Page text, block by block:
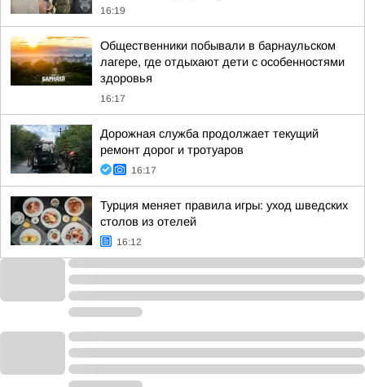
16:19
Общественники побывали в барнаульском
лагере, где отдыхают дети с особенностями
здоровья
16:17
Дорожная служба продолжает текущий
ремонт дорог и тротуаров
16:17
Турция меняет правила игры: уход шведских
столов из отелей
16:12